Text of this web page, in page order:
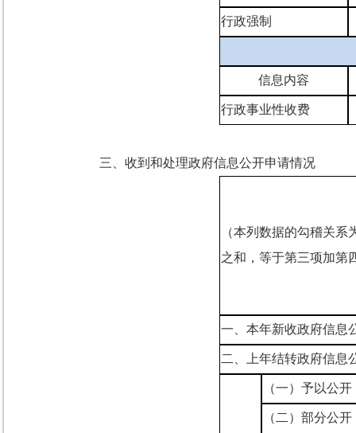
行政强制
信息内容
行政事业性收费
三、收到和处理政府信息公开申请情况
（本列数据的勾稽关系
之和，等于第三项加第
一、本年新收政府信息
二、上年结转政府信息
（一）予以公开
（二）部分公